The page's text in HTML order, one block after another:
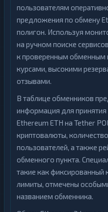
пользователям
предложения по обмену
полигон. Используя
на ручном поиске
к проверенным обменным
курсами, высокими
отзывами.
В таблице обменников
информация для
Ethereum ETH на Tether
криптовалюты,
пользователей, а также
обменного пункта.
такие как фиксированный
лимиты, отмечены
названием обменника.